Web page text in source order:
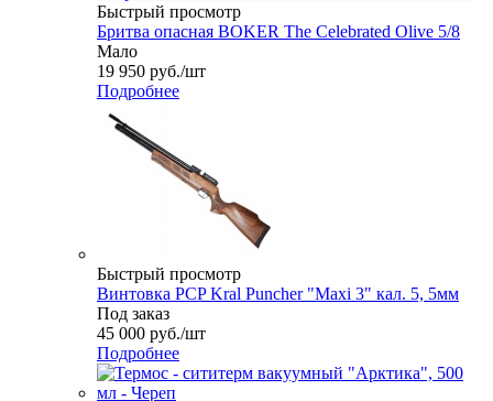
Быстрый просмотр
Бритва опасная BOKER The Celebrated Olive 5/8
Мало
19 950 руб./шт
Подробнее
Быстрый просмотр
Винтовка PCP Kral Puncher "Maxi 3" кал. 5, 5мм
Под заказ
45 000 руб./шт
Подробнее